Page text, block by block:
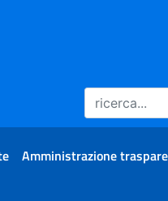
Amministrazione